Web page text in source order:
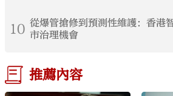
10 從爆管搶修到預測性維護：香港
市治理機會
推薦內容